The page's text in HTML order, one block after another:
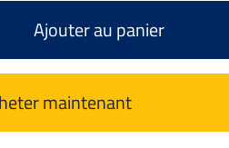
Ajouter au panier
maintenant